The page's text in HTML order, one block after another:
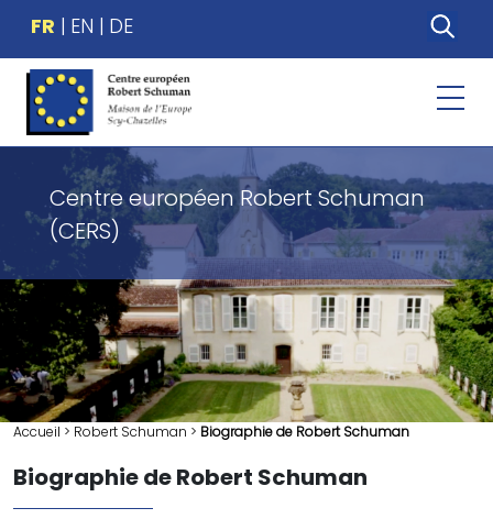
FR EN DE
Centre européen Robert Schuman
(CERS)
Accueil > Robert Schuman > Biographie de Robert Schuman
Biographie de Robert Schuman